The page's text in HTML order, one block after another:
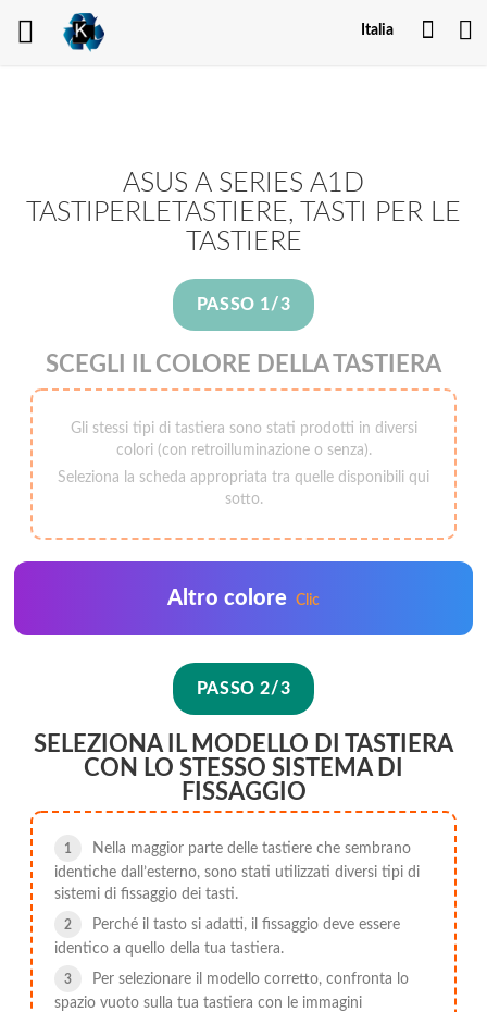
Italia
mio
ASUS A SERIES A1D
TASTIPERLETASTIERE, TASTI PER LE
TASTIERE
PASSO 1/3
SCEGLI IL COLORE DELLA TASTIERA
Gli stessi tipi di tastiera sono stati prodotti in diversi
colori (con retroilluminazione o senza).
Seleziona la scheda appropriata tra quelle disponibili qui
sotto.
Altro colore Clic
PASSO 2/3
SELEZIONA IL MODELLO DI TASTIERA
CON LO STESSO SISTEMA DI
FISSAGGIO
Nella maggior parte delle tastiere che sembrano
identiche dall’esterno, sono stati utilizzati diversi tipi di
sistemi di fissaggio dei tasti.
Perché il tasto si adatti, il fissaggio deve essere
identico a quello della tua tastiera.
Per selezionare il modello corretto, confronta lo
spazio vuoto sulla tua tastiera con le immagini